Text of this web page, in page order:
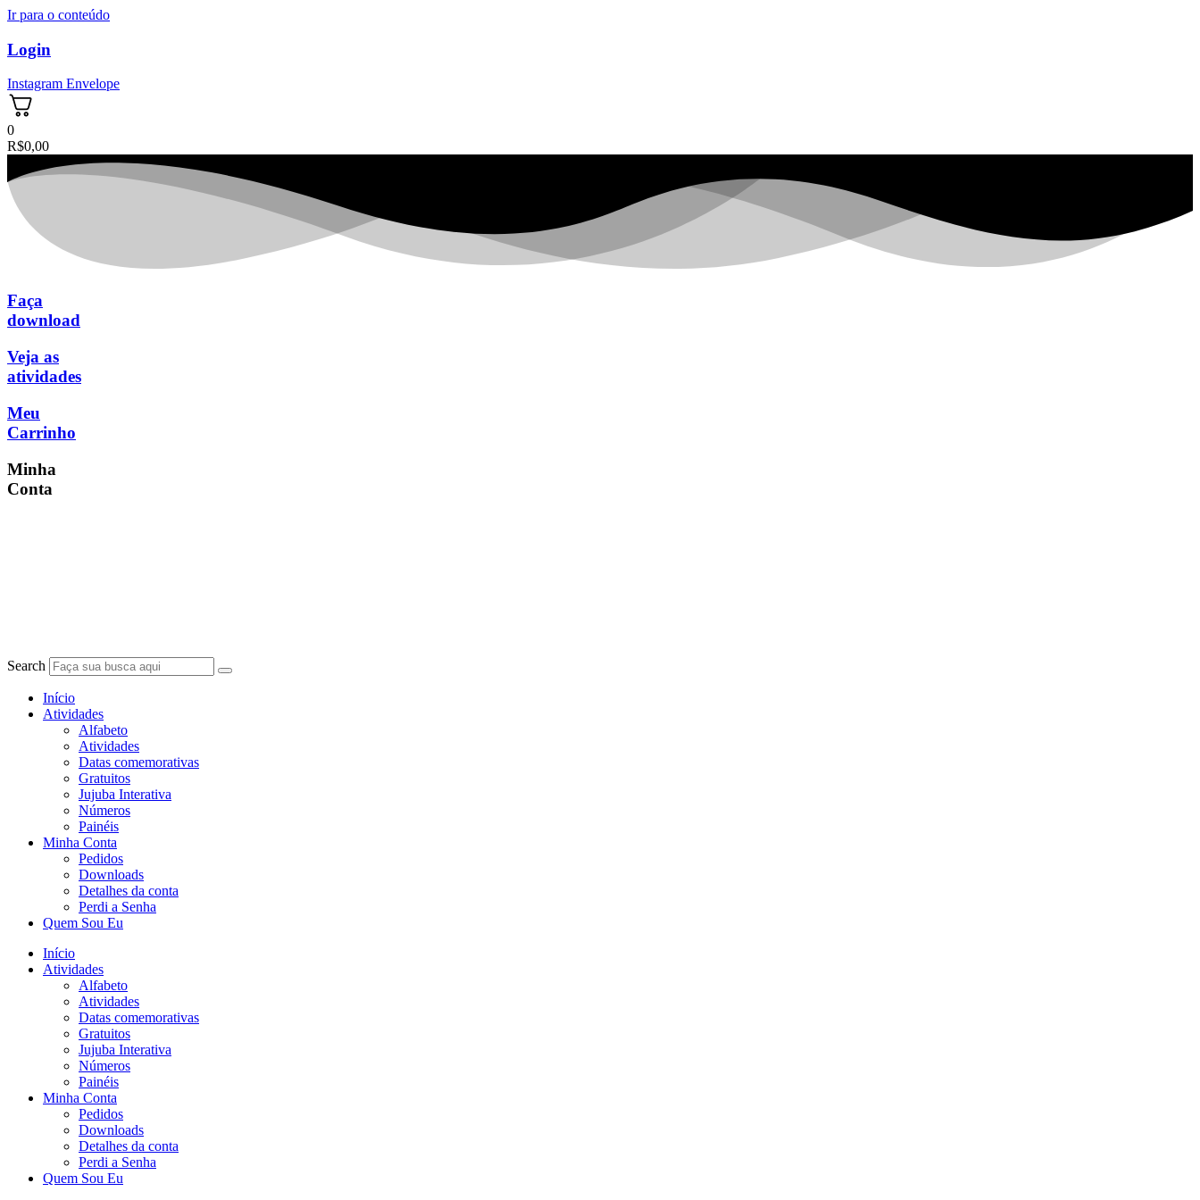
Ir para o conteúdo
Login
Instagram Envelope
0
R$0,00
Faça
download
Veja as
atividades
Meu
Carrinho
Minha
Conta
Search
Início
Atividades
Alfabeto
Atividades
Datas comemorativas
Gratuitos
Jujuba Interativa
Números
Painéis
Minha Conta
Pedidos
Downloads
Detalhes da conta
Perdi a Senha
Quem Sou Eu
Início
Atividades
Alfabeto
Atividades
Datas comemorativas
Gratuitos
Jujuba Interativa
Números
Painéis
Minha Conta
Pedidos
Downloads
Detalhes da conta
Perdi a Senha
Quem Sou Eu